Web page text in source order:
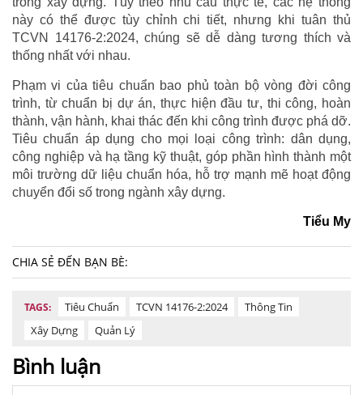
này có thể được tùy chỉnh chi tiết, nhưng khi tuân thủ
TCVN 14176-2:2024, chúng sẽ dễ dàng tương thích và
thống nhất với nhau.
Phạm vi của tiêu chuẩn bao phủ toàn bộ vòng đời công
trình, từ chuẩn bị dự án, thực hiện đầu tư, thi công, hoàn
thành, vận hành, khai thác đến khi công trình được phá dỡ.
Tiêu chuẩn áp dụng cho mọi loại công trình: dân dụng,
công nghiệp và hạ tầng kỹ thuật, góp phần hình thành một
môi trường dữ liệu chuẩn hóa, hỗ trợ mạnh mẽ hoạt động
chuyển đổi số trong ngành xây dựng.
Tiểu My
CHIA SẺ ĐẾN BẠN BÈ:
TAGS: Tiêu Chuẩn TCVN 14176-2:2024
Thông Tin
Xây Dựng
Quản Lý
Bình luận